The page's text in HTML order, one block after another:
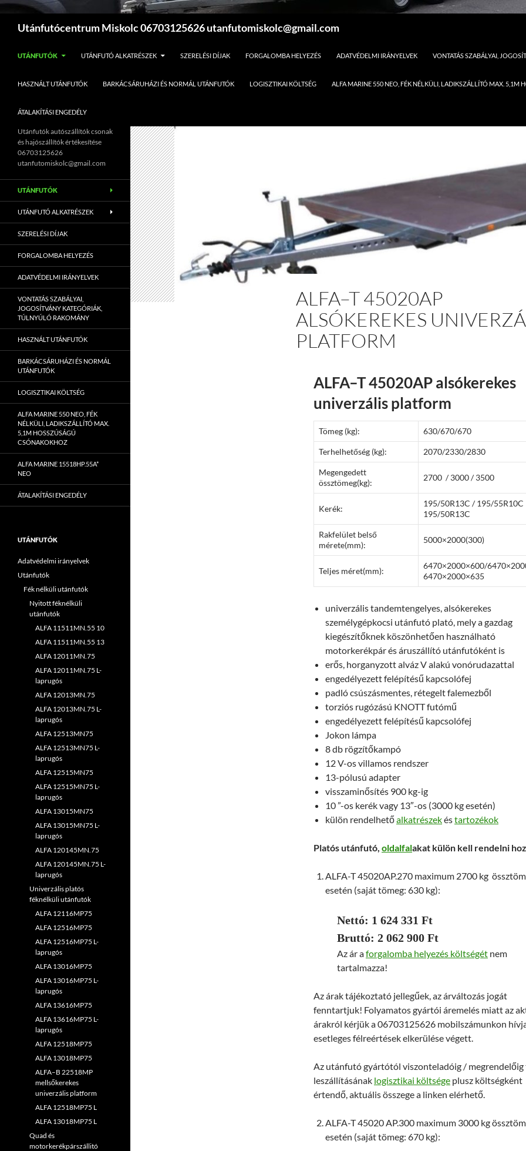
Utánfutócentrum Miskolc 06703125626 utanfutomiskolc@gmail.com
UTÁNFUTÓK UTÁNFUTÓ ALKATRÉSZEK SZERELÉSI DÍJAK FORGALOMBA HELYEZÉS ADATVÉDELMI IRÁNYELVEK VONTATÁS SZABÁLYAI,
HASZNÁLT UTÁNFUTÓK BARKÁCSÁRUHÁZI ÉS NORMÁL UTÁNFUTÓK LOGISZTIKAI KÖLTSÉG ALFA MARINE 550 NEO, FÉK NÉLKÜLI, LADIKSZÁLLÍTÓ MAX. 5,1M
ÁTALAKÍTÁSI ENGEDÉLY
ALFA–T 45020AP
ALSÓKEREKES
PLATFORM
ALFA–T 45020AP alsókerekes
univerzális platform
Tömeg (kg): 630/670/670
Terhelhetőség (kg): 2070/2330/2830
Megengedett
össztömeg(kg):
2700 / 3000 / 3500
Kerék:
195/50R13C / 195/
195/50R13C
Rakfelület belső
mérete(mm):
5000×2000(300)
Teljes méret(mm):
6470×2000×600/
6470×2000×635
univerzális tandemtengelyes, alsókerekes
személygépkocsi utánfutó plató, mely a gazdag
kiegészítőknek köszönhetően használható
motorkerékpár és áruszállító utánfutóként is
erős, horganyzott alváz V alakú vonórudazattal
engedélyezett felépítésű kapcsolófej
padló csúszásmentes, rétegelt falemezből
torziós rugózású KNOTT futómű
engedélyezett felépítésű kapcsolófej
Jokon lámpa
8 db rögzítőkampó
12 V-os villamos rendszer
13-pólusú adapter
visszaminősítés 900 kg-ig
10 ”-os kerék vagy 13″-os (3000 kg esetén)
külön rendelhetőalkatrészekéstartozékok
Platós utánfutó, oldalfalakat külön kell rendelni
ALFA-T 45020AP.270 maximum 2700 kg
esetén (saját tömeg: 630 kg):
Nettó: 1 624 331 Ft
Bruttó: 2 062 900 Ft
Az ár aforgalomba helyezés költségét nem
tartalmazza!
Az árak tájékoztató jellegűek, az árváltozás jogát
fenntartjuk! Folyamatos gyártói áremelés miatt az
árakról kérjük a 06703125626 mobilszámunkon
esetleges félreértések elkerülése végett.
Az utánfutó gyártótól viszonteladóig /
leszállításának logisztikai költsége plusz költségként
értendő, aktuális összege a linken elérhető.
ALFA-T 45020 AP.300 maximum 3000 kg
esetén (saját tömeg: 670 kg):
Utánfutók autószállítók csonak
és hajószállítók értékesítése
06703125626
utanfutomiskolc@gmail.com
UTÁNFUTÓK
UTÁNFUTÓ ALKATRÉSZEK
SZERELÉSI DÍJAK
FORGALOMBA HELYEZÉS
ADATVÉDELMI IRÁNYELVEK
VONTATÁS SZABÁLYAI,
JOGOSÍTVÁNY KATEGÓRIÁK,
TÚLNYÚLÓ RAKOMÁNY
HASZNÁLT UTÁNFUTÓK
BARKÁCSÁRUHÁZI ÉS NORMÁL
UTÁNFUTÓK
LOGISZTIKAI KÖLTSÉG
ALFA MARINE 550 NEO, FÉK
NÉLKÜLI, LADIKSZÁLLÍTÓ MAX.
5,1M HOSSZÚSÁGÚ
CSÓNAKOKHOZ
ALFA MARINE 15518HP.55A*
NEO
ÁTALAKÍTÁSI ENGEDÉLY
UTÁNFUTÓK
Adatvédelmi irányelvek
Utánfutók
Fék nélküli utánfutók
Nyitott féknélküli
utánfutók
ALFA 11511MN.55 10
ALFA 11511MN.55 13
ALFA 12011MN.75
ALFA 12011MN.75 L-
laprugós
ALFA 12013MN.75
ALFA 12013MN.75 L-
laprugós
ALFA 12513MN75
ALFA 12513MN75 L-
laprugós
ALFA 12515MN75
ALFA 12515MN75 L-
laprugós
ALFA 13015MN75
ALFA 13015MN75 L-
laprugós
ALFA 120145MN.75
ALFA 120145MN.75 L-
laprugós
Univerzális platós
féknélküli utánfutók
ALFA 12116MP75
ALFA 12516MP75
ALFA 12516MP75 L-
laprugós
ALFA 13016MP75
ALFA 13016MP75 L-
laprugós
ALFA 13616MP75
ALFA 13616MP75 L-
laprugós
ALFA 12518MP75
ALFA 13018MP75
ALFA–B 22518MP
mellsőkerekes
univerzális platform
ALFA 12518MP75 L
ALFA 13018MP75 L
Quad és
motorkerékpárszállitó